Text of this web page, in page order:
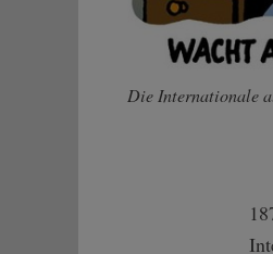
Die Internationale